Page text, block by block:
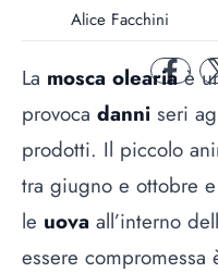
Alice Facchini
La mosca oleariaè
provoca danni seri
prodotti. Il piccolo
tra giugno e ottobre
le uova all’interno
essere